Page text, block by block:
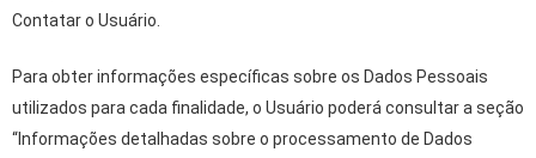
Contatar o Usuário.
Para obter informações específicas sobre os Dados Pessoais
utilizados para cada finalidade, o Usuário poderá consultar a seção
“Informações detalhadas sobre o processamento de Dados